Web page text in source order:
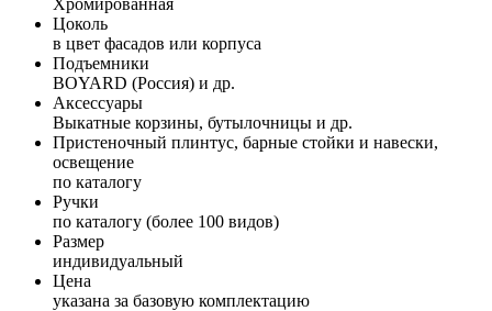
Цоколь
в цвет фасадов или корпуса
Подъемники
BOYARD (Россия) и др.
Аксессуары
Выкатные корзины, бутылочницы и др.
Пристеночный плинтус, барные стойки и навески,
освещение
по каталогу
Ручки
по каталогу (более 100 видов)
Размер
индивидуальный
Цена
указана за базовую комплектацию